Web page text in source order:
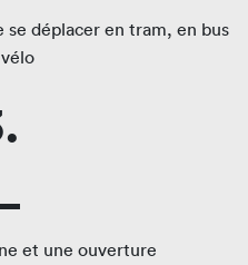
déplacer en tram, en bus
et une ouverture